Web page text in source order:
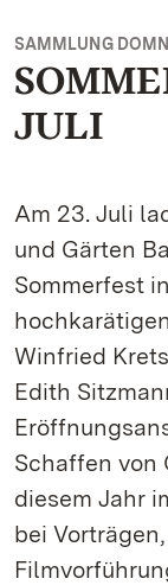
SAMMLUNG
JULI
Am 23. Juli
und Gärten
Sommerfest
Winfried
Edith
Schaffen von
diesem Jahr
bei